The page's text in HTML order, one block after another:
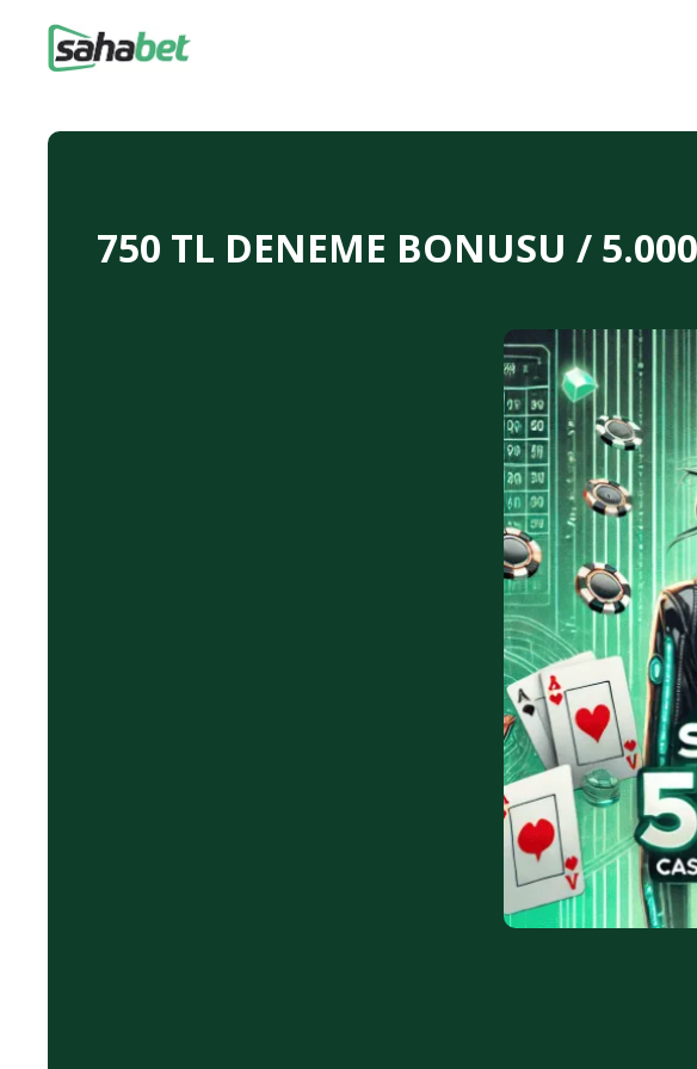
750 TL DENEME BONUSU /